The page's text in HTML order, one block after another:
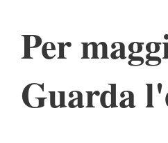
Per
Guarda